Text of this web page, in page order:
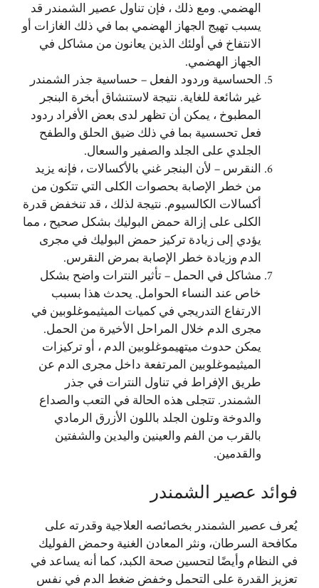
الهضمي. ومع ذلك ، فإن تناول عصير الشمندر قد
يسبب تهيج الجهاز الهضمي بما في ذلك الغازات أو
الانتفاخ في أولئك الذين يعانون من مشاكل في
الجهاز الهضمي.
الحساسية وردود الفعل – حساسية جذر الشمندر
غير شائعة للغاية. نتيجة لاستنشاق أبخرة البنجر
المطبوخ ، يمكن أن تظهر لدى بعض الأفراد ردود
فعل تحسسية بما في ذلك ضيق الحلق والطفح
الجلدي على الجلد والصفير والسعال.
النقرس – لأن البنجر غني بالأكسالات ، فإنه يزيد
من خطر الإصابة بحصوات الكلى التي تتكون من
أكسالات الكالسيوم. نتيجة لذلك ، قد تنخفض قدرة
الكلى على إزالة حمض البوليك بشكل صحيح ، مما
يؤدي إلى زيادة تركيز حمض البوليك في مجرى
الدم وزيادة خطر الإصابة بمرض النقرس.
مشاكل في الحمل – تأثير النترات واضح بشكل
خاص عند النساء الحوامل. يحدث هذا بسبب
الارتفاع التدريجي في كميات الميثيموغلوبين في
مجرى الدم خلال المراحل الأخيرة من الحمل.
يمكن حدوث ميتهيموغلوبين الدم ، أو تركيزات
الميثيموغلوبين المرتفعة داخل مجرى الدم عن
طريق الإفراط في تناول النترات في جذر
الشمندر. تتجلى هذه الحالة في التعب والصداع
والدوخة وتلون الجلد باللون الأزرق الرمادي
بالقرب من الفم والعينين واليدين والشفتين
والقدمين.
فوائد عصير الشمندر
يُعرف عصير الشمندر بخصائصه العلاجية وقدرته على
مكافحة السرطان، ونثر المعادن الغنية وحمض الفوليك
في النظام وأيضًا لتحسين صحة الكبد، كما أنه يساعد في
تعزيز القدرة على التحمل وخفض ضغط الدم في نفس